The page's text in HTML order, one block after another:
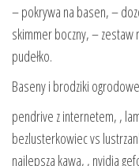
– pokrywa na basen, –
skimmer boczny, – zestaw
pudełko.
Baseny i brodziki ogrodowe
pendrive z internetem, ,
bezlusterkowiec vs
najlepsza kawa, , nvidia